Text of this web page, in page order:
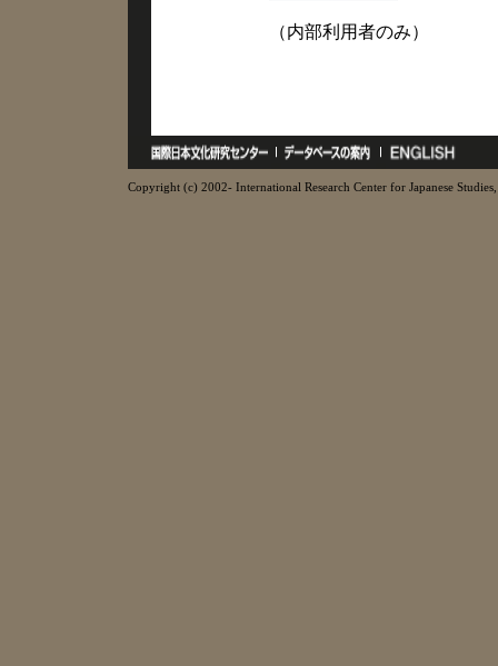
（内部利用者のみ）
Copyright (c) 2002- International Research Center for Japanese